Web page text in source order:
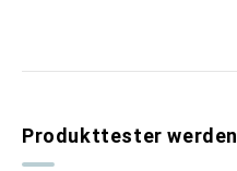
Produkttester werden